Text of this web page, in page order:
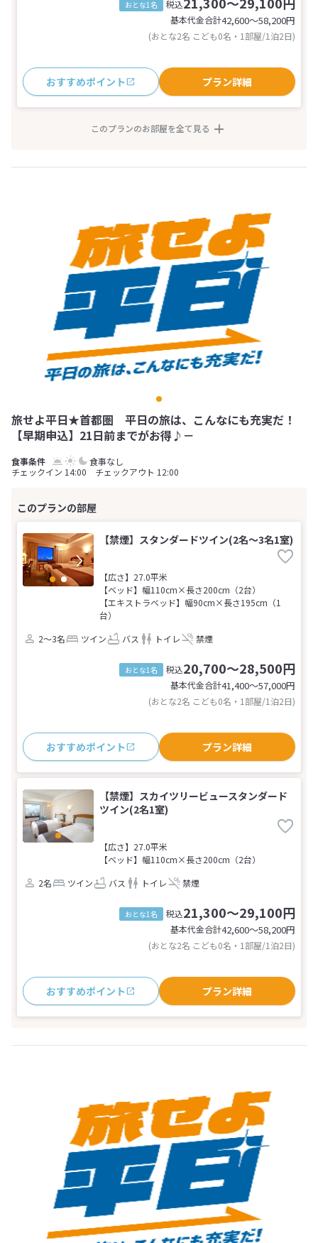
おとな1名 税込
基本代金合計42,600〜58,200円
(おとな2名 こども0名・1部屋/1泊2日)
おすすめポイント プラン詳細
このプランのお部屋を全て見る
旅せよ平日★首都圏 平日の旅は、こんなにも充実だ！
【早期申込】21日前までがお得♪－
食事なし
チェックイン 14:00 チェックアウト 12:00
【禁煙】スタンダードツイン(2名～3名1室)
【広さ】27.0平米
【ベッド】幅110cm×長さ200cm（2台）
【エキストラベッド】幅90cm×長さ195cm（1
台）
2～3名
ツイン バス トイレ 禁煙
おとな1名 税込20,700～28,500円
基本代金合計41,400〜57,000円
(おとな2名 こども0名・1部屋/1泊2日)
おすすめポイント プラン詳細
【禁煙】スカイツリービュースタンダード
ツイン(2名1室)
【広さ】27.0平米
【ベッド】幅110cm×長さ200cm（2台）
2名
ツイン バス トイレ 禁煙
おとな1名 税込21,300～29,100円
基本代金合計42,600〜58,200円
(おとな2名 こども0名・1部屋/1泊2日)
おすすめポイント プラン詳細